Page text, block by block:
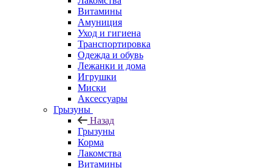
Витамины
Амуниция
Уход и гигиена
Транспортировка
Одежда и обувь
Лежанки и дома
Игрушки
Миски
Аксессуары
Грызуны
Назад
Грызуны
Корма
Лакомства
Витамины